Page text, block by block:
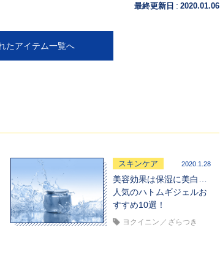
最終更新日 : 2020.01.06
たアイテム一覧へ
スキンケア 2020.1.28
美容効果は保湿に美白…
人気のハトムギジェルお
すすめ10選！
ヨクイニン ざらつき